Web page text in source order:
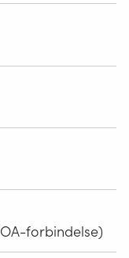
forbindelse)